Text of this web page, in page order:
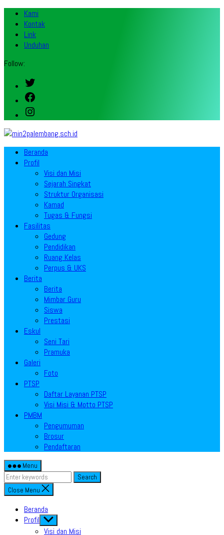
Kami
Kontak
Link
Unduhan
Follow:
Twitter
Facebook
Instagram
Beranda
Profil
Visi dan Misi
Sejarah Singkat
Struktur Organisasi
Kamad
Tugas & Fungsi
Fasilitas
Gedung
Pendidikan
Ruang Kelas
Perpus & UKS
Berita
Berita
Mimbar Guru
Siswa
Prestasi
Eskul
Seni Tari
Pramuka
Galeri
Foto
PTSP
Daftar Layanan PTSP
Visi Misi & Motto PTSP
PMBM
Pengumuman
Brosur
Pendaftaran
Menu
Search
Close Menu
Beranda
Profil Show
sub
Visi dan Misi